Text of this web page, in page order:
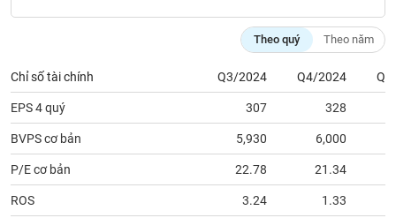
Theo quý Theo năm
Chỉ số tài chính Q3/2024 Q4/2024
EPS 4 quý 307 328
BVPS cơ bản 5,930 6,000
P/E cơ bản 22.78 21.34
ROS 3.24 1.33
Sách
tài
chính